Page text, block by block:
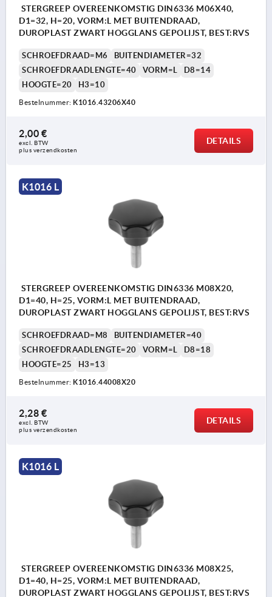
STERGREEP OVEREENKOMSTIG DIN6336 M06X40,
D1=32, H=20, VORM:L MET BUITENDRAAD,
DUROPLAST ZWART HOGGLANS GEPOLIJST, BEST:RVS
SCHROEFDRAAD=M6
BUITENDIAMETER=32
SCHROEFDRAADLENGTE=40
VORM=L
D8=14
HOOGTE=20
H3=10
Bestelnummer: K1016.43206X40
2,00 €
excl. BTW
plus verzendkosten
DETAILS
K1016 L
STERGREEP OVEREENKOMSTIG DIN6336 M08X20,
D1=40, H=25, VORM:L MET BUITENDRAAD,
DUROPLAST ZWART HOGGLANS GEPOLIJST, BEST:RVS
SCHROEFDRAAD=M8
BUITENDIAMETER=40
SCHROEFDRAADLENGTE=20
VORM=L
D8=18
HOOGTE=25
H3=13
Bestelnummer: K1016.44008X20
2,28 €
excl. BTW
plus verzendkosten
DETAILS
K1016 L
STERGREEP OVEREENKOMSTIG DIN6336 M08X25,
D1=40, H=25, VORM:L MET BUITENDRAAD,
DUROPLAST ZWART HOGGLANS GEPOLIJST, BEST:RVS